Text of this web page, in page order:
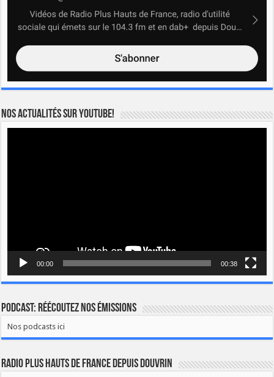
Nos actualités sur YOUTUBE!
00:00 00:38
Podcast: Réécoutez nos émissions
Nos podcasts ici
Radio Plus Hauts de France depuis Douvrin